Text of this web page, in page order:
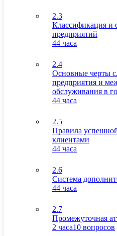
2.3
Классификация и
предприятий
44 часа
2.4
Основные черты
предприятия и
обслуживания в
44 часа
2.5
Правила
клиентами
44 часа
2.6
Система
44 часа
2.7
Промежуточная
2 часа10 вопросов